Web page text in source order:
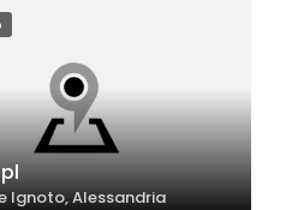
Ignoto, Alessandria